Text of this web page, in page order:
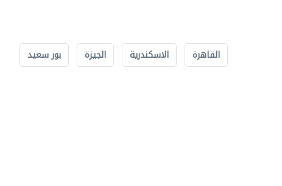
القاهرة الاسكندرية الجيزة بور سعيد